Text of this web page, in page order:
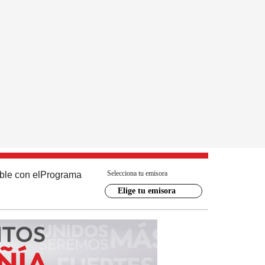
con el Programa Selecciona tu emisora
Elige tu emisora